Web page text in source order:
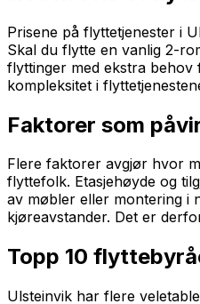
Prisene på flyttetjenester i
Skal du flytte en vanlig 2-
flyttinger med ekstra behov
kompleksitet i
Faktorer som
Flere faktorer avgjør hvor
flyttefolk. Etasjehøyde og
av møbler eller montering i
kjøreavstander. Det er
Topp 10
Ulsteinvik har flere